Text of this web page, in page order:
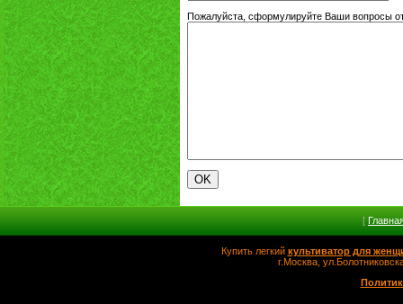
Пожалуйста, сформулируйте Ваши вопросы
[
Купить легкий культиватор для
г.Москва,